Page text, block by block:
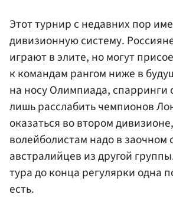
Этот турнир с недавних пор
дивизионную систему.
играют в элите, но могут
к командам рангом ниже в
на носу Олимпиада, спарринги
лишь расслабить чемпионов
оказаться во втором
волейболистам надо в заочном
австралийцев из другой
тура до конца регулярки одна
есть.